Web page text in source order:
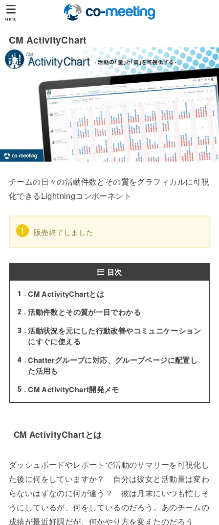
MENU
CM ActivityChart
チームの日々の活動件数とその質をグラフィカルに可視
化できるLightningコンポーネント
販売終了しました
目次
1 CM ActivityChartとは
2 活動件数とその質が一目でわかる
3
活動状況を元にした行動改善やコミュニケーション
にすぐに使える
4
Chatterグループに対応、グループページに配置し
た活用も
5 CM ActivityChart開発メモ
CM ActivityChartとは
ダッシュボードやレポートで活動のサマリーを可視化し
た後に何をしていますか？ 自分は彼女と活動量は変わ
らないはずなのに何が違う？ 彼は月末にいつも忙しそ
うにしているが、何をしているのだろう。あのチームの
成績が最近好調だが、何かやり方を変えたのだろう